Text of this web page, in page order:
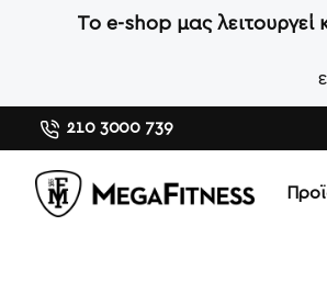
Το e-shop μας λειτουργεί
210 3000 739